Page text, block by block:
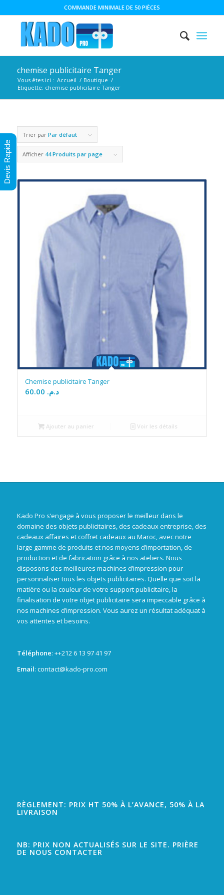
COMMANDE MINIMALE DE 50 PIÈCES
chemise publicitaire Tanger
Vous êtes ici : Accueil / Boutique /
Etiquette: chemise publicitaire Tanger
Trier par Par défaut
Afficher 44 Produits par page
Chemise publicitaire Tanger
د.م.
Ajouter au panier Voir les détails
Kado Pro s’engage à vous proposer le meilleur dans le
domaine des objets publicitaires, des cadeaux entreprise, des
cadeaux affaires et coffret cadeaux au Maroc, avec notre
large gamme de produits et nos moyens d’importation, de
production et de fabrication grâce à nos ateliers. Nous
disposons des meilleures machines d’impression pour
personnaliser tous les objets publicitaires. Quelle que soit la
matière ou la couleur de votre support publicitaire, la
finalisation de votre objet publicitaire sera impeccable grâce à
nos machines d’impression. Vous aurez un résultat adéquat à
vos attentes et besoins.
Téléphone: ++212 6 13 97 41 97
Email: contact@kado-pro.com
RÈGLEMENT: PRIX HT 50% À L’AVANCE, 50% À LA
LIVRAISON
NB: PRIX NON ACTUALISÉS SUR LE SITE. PRIÈRE
DE NOUS CONTACTER
Devis Rapide